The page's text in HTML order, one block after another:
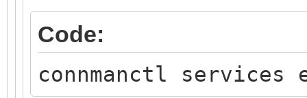
Code:
connmanctl services